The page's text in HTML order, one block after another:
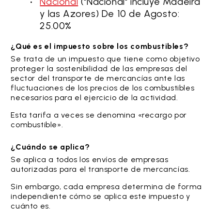
y las Azores) De 10 de Agosto:
25.00%
¿Qué es el impuesto sobre los combustibles?
Se trata de un impuesto que tiene como objetivo
proteger la sostenibilidad de las empresas del
sector del transporte de mercancías ante las
fluctuaciones de los precios de los combustibles
necesarios para el ejercicio de la actividad.
Esta tarifa a veces se denomina «recargo por
combustible».
¿Cuándo se aplica?
Se aplica a todos los envíos de empresas
autorizadas para el transporte de mercancías.
Sin embargo, cada empresa determina de forma
independiente cómo se aplica este impuesto y
cuánto es.